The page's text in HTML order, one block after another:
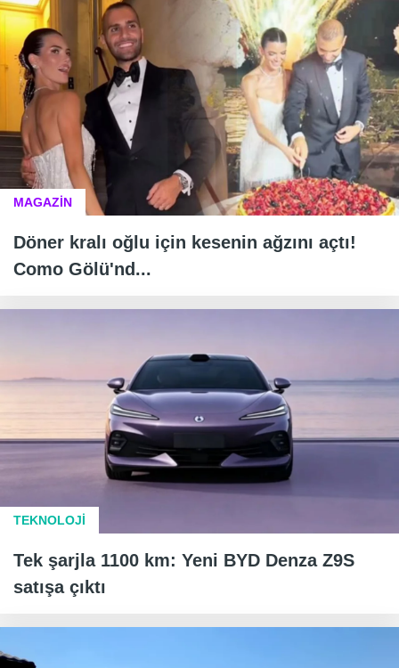
MAGAZİN
Döner kralı oğlu için kesenin ağzını açtı!
Como Gölü'nd...
TEKNOLOJİ
Tek şarjla 1100 km: Yeni BYD Denza Z9S
satışa çıktı